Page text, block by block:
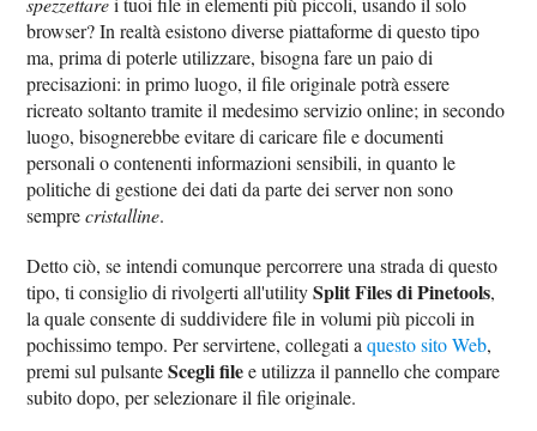
browser? In realtà esistono diverse piattaforme di questo tipo
ma, prima di poterle utilizzare, bisogna fare un paio di
precisazioni: in primo luogo, il file originale potrà essere
ricreato soltanto tramite il medesimo servizio online; in secondo
luogo, bisognerebbe evitare di caricare file e documenti
personali o contenenti informazioni sensibili, in quanto le
politiche di gestione dei dati da parte dei server non sono
semprecristalline.
Detto ciò, se intendi comunque percorrere una strada di questo
tipo, ti consiglio di rivolgerti all'utilitySplit Files di Pinetools,
la quale consente di suddividere file in volumi più piccoli in
pochissimo tempo. Per servirtene, collegati aquesto sito Web,
premi sul pulsanteScegli filee utilizza il pannello che compare
subito dopo, per selezionare il file originale.